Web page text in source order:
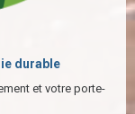
durable
et votre porte-